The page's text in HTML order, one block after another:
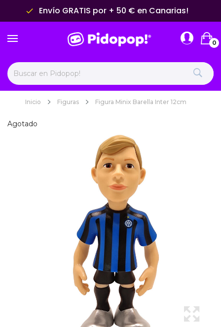
done Envío GRATIS por + 50 € en Canarias!
0
Inicio Figuras Figura Minix Barella Inter 12cm
Agotado